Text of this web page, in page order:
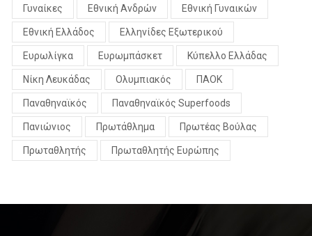
Γυναίκες Εθνική Ανδρών Εθνική Γυναικών
Εθνική Ελλάδος Ελληνίδες Εξωτερικού
Ευρωλίγκα Ευρωμπάσκετ Κύπελλο Ελλάδας
Νίκη Λευκάδας Ολυμπιακός ΠΑΟΚ
Παναθηναϊκός Παναθηναϊκός Superfoods
Πανιώνιος Πρωτάθλημα Πρωτέας Βούλας
Πρωταθλητής Πρωταθλητής Ευρώπης